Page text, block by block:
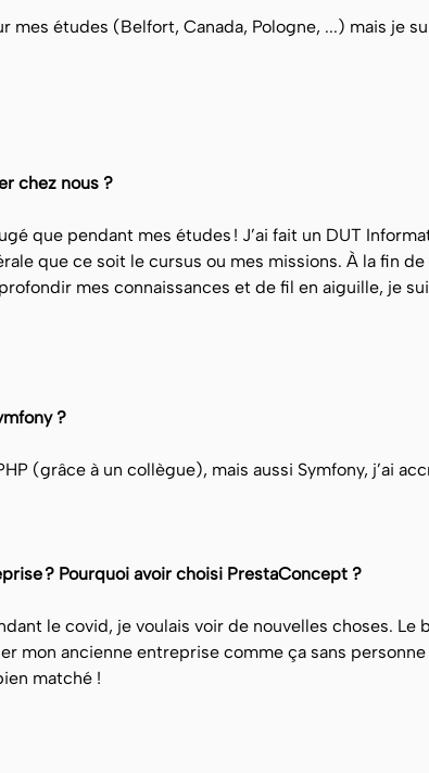
mes études (Belfort, Canada, Pologne, ...) mais je
chez nous ?
que pendant mes études ! J’ai fait un DUT
que ce soit le cursus ou mes missions. À la fin
mes connaissances et de fil en aiguille, je
?
(grâce à un collègue), mais aussi Symfony, j’ai
? Pourquoi avoir choisi PrestaConcept ?
le covid, je voulais voir de nouvelles choses. Le
mon ancienne entreprise comme ça sans
matché !